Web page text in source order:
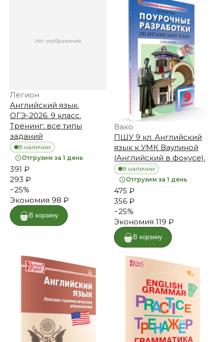
Легион
Английский язык.
ОГЭ-2026. 9 класс.
Тренинг: все типы
заданий
В наличии
Отгрузим за 1 день
391 ₽
293 ₽
−25%
Экономия 98 ₽
В корзину
Вако
ПШУ 9 кл. Английский
язык к УМК Ваулиной
(Английский в фокусе).
В наличии
Отгрузим за 1 день
475 ₽
356 ₽
−25%
Экономия 119 ₽
В корзину